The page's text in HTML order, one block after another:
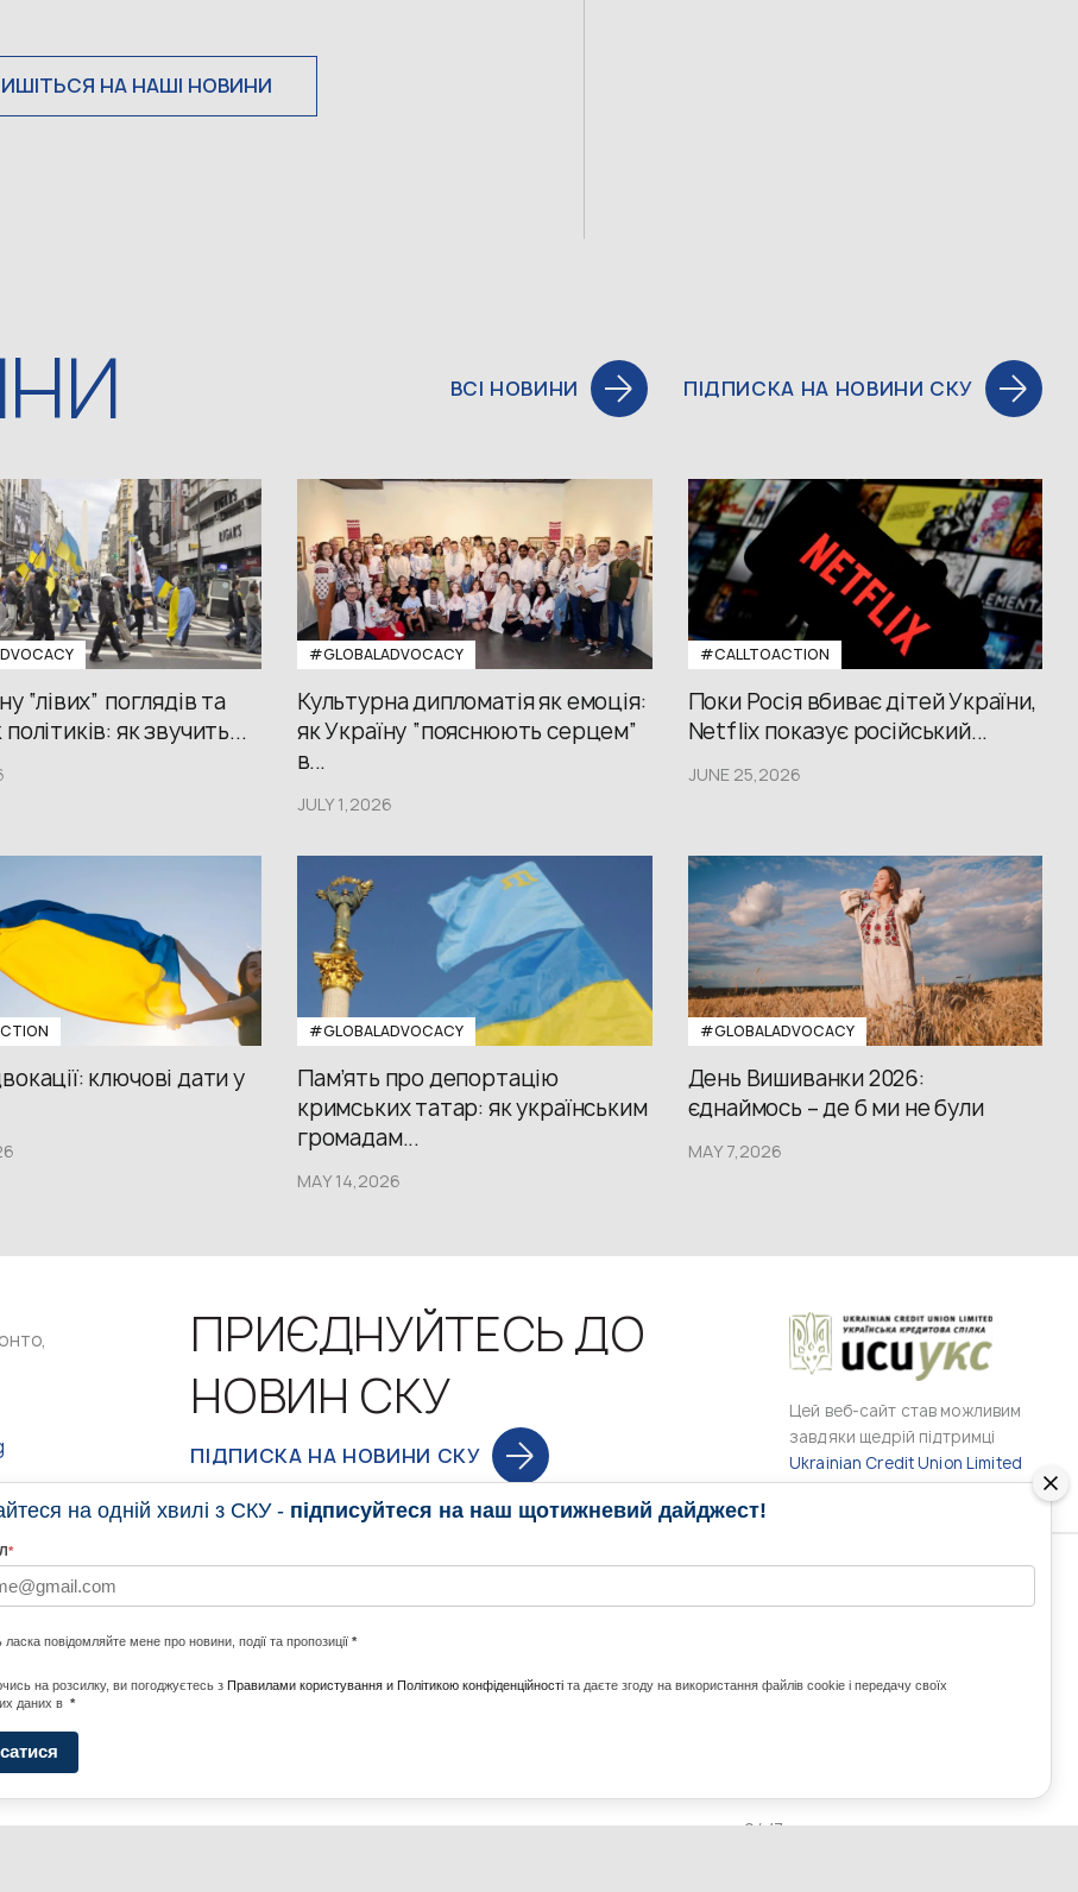
НА НАШІ НОВИНИ
ВСІ НОВИНИ ПІДПИСКА НА НОВИНИ СКУ
“лівих” поглядів та
як звучить...
#GLOBALADVOCACY
Культурна дипломатія як емоція:
як Україну “пояснюють серцем”
в...
JULY 1,2026
#CALLTOACTION
Поки Росія вбиває дітей України,
Netflix показує російський...
JUNE 25,2026
ключові дати у
#GLOBALADVOCACY
Пам’ять про депортацію
кримських татар: як українським
громадам...
MAY 14,2026
#GLOBALADVOCACY
День Вишиванки 2026:
єднаймось – де б ми не були
MAY 7,2026
ПРИЄДНУЙТЕСЬ ДО
НОВИН СКУ
ПІДПИСКА НА НОВИНИ СКУ
Цей веб-сайт став можливим
завдяки щедрій підтримці
Ukrainian Credit Union Limited
ПО СВІТУ
НОВИНИ ПРОГРАМИ МЕДІА КОНТАКТИ
з України та світу
24/7
на одній хвилі з СКУ - підписуйтеся на наш щотижневий дайджест!
*
повідомляйте мене про новини, події та пропозиції *
на розсилку, ви погоджуєтесь з Правилами користування и Політикою конфіденційності та даєте згоду на використання файлів cookie і передачу своїх
даних в *